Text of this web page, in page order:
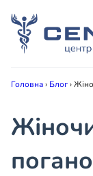
Головна› Блог›